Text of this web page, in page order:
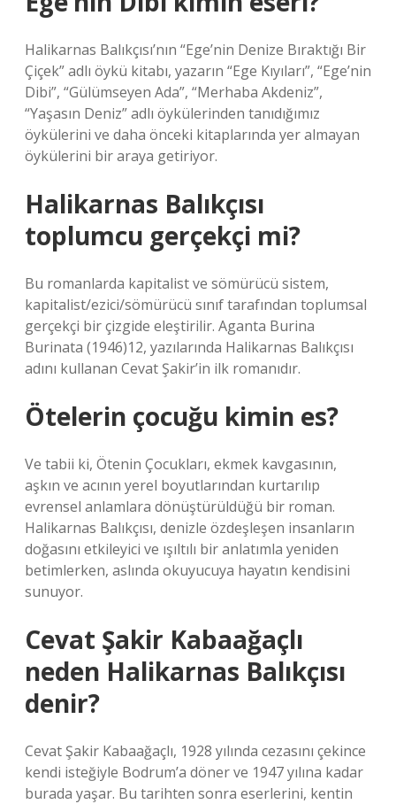
Halikarnas Balıkçısı’nın “Ege’nin Denize Bıraktığı Bir
Çiçek” adlı öykü kitabı, yazarın “Ege Kıyıları”, “Ege’nin
Dibi”, “Gülümseyen Ada”, “Merhaba Akdeniz”,
“Yaşasın Deniz” adlı öykülerinden tanıdığımız
öykülerini ve daha önceki kitaplarında yer almayan
öykülerini bir araya getiriyor.
Halikarnas Balıkçısı
toplumcu gerçekçi mi?
Bu romanlarda kapitalist ve sömürücü sistem,
kapitalist/ezici/sömürücü sınıf tarafından toplumsal
gerçekçi bir çizgide eleştirilir. Aganta Burina
Burinata (1946)12, yazılarında Halikarnas Balıkçısı
adını kullanan Cevat Şakir’in ilk romanıdır.
Ötelerin çocuğu kimin es?
Ve tabii ki, Ötenin Çocukları, ekmek kavgasının,
aşkın ve acının yerel boyutlarından kurtarılıp
evrensel anlamlara dönüştürüldüğü bir roman.
Halikarnas Balıkçısı, denizle özdeşleşen insanların
doğasını etkileyici ve ışıltılı bir anlatımla yeniden
betimlerken, aslında okuyucuya hayatın kendisini
sunuyor.
Cevat Şakir Kabaağaçlı
neden Halikarnas Balıkçısı
denir?
Cevat Şakir Kabaağaçlı, 1928 yılında cezasını çekince
kendi isteğiyle Bodrum’a döner ve 1947 yılına kadar
burada yaşar. Bu tarihten sonra eserlerini, kentin